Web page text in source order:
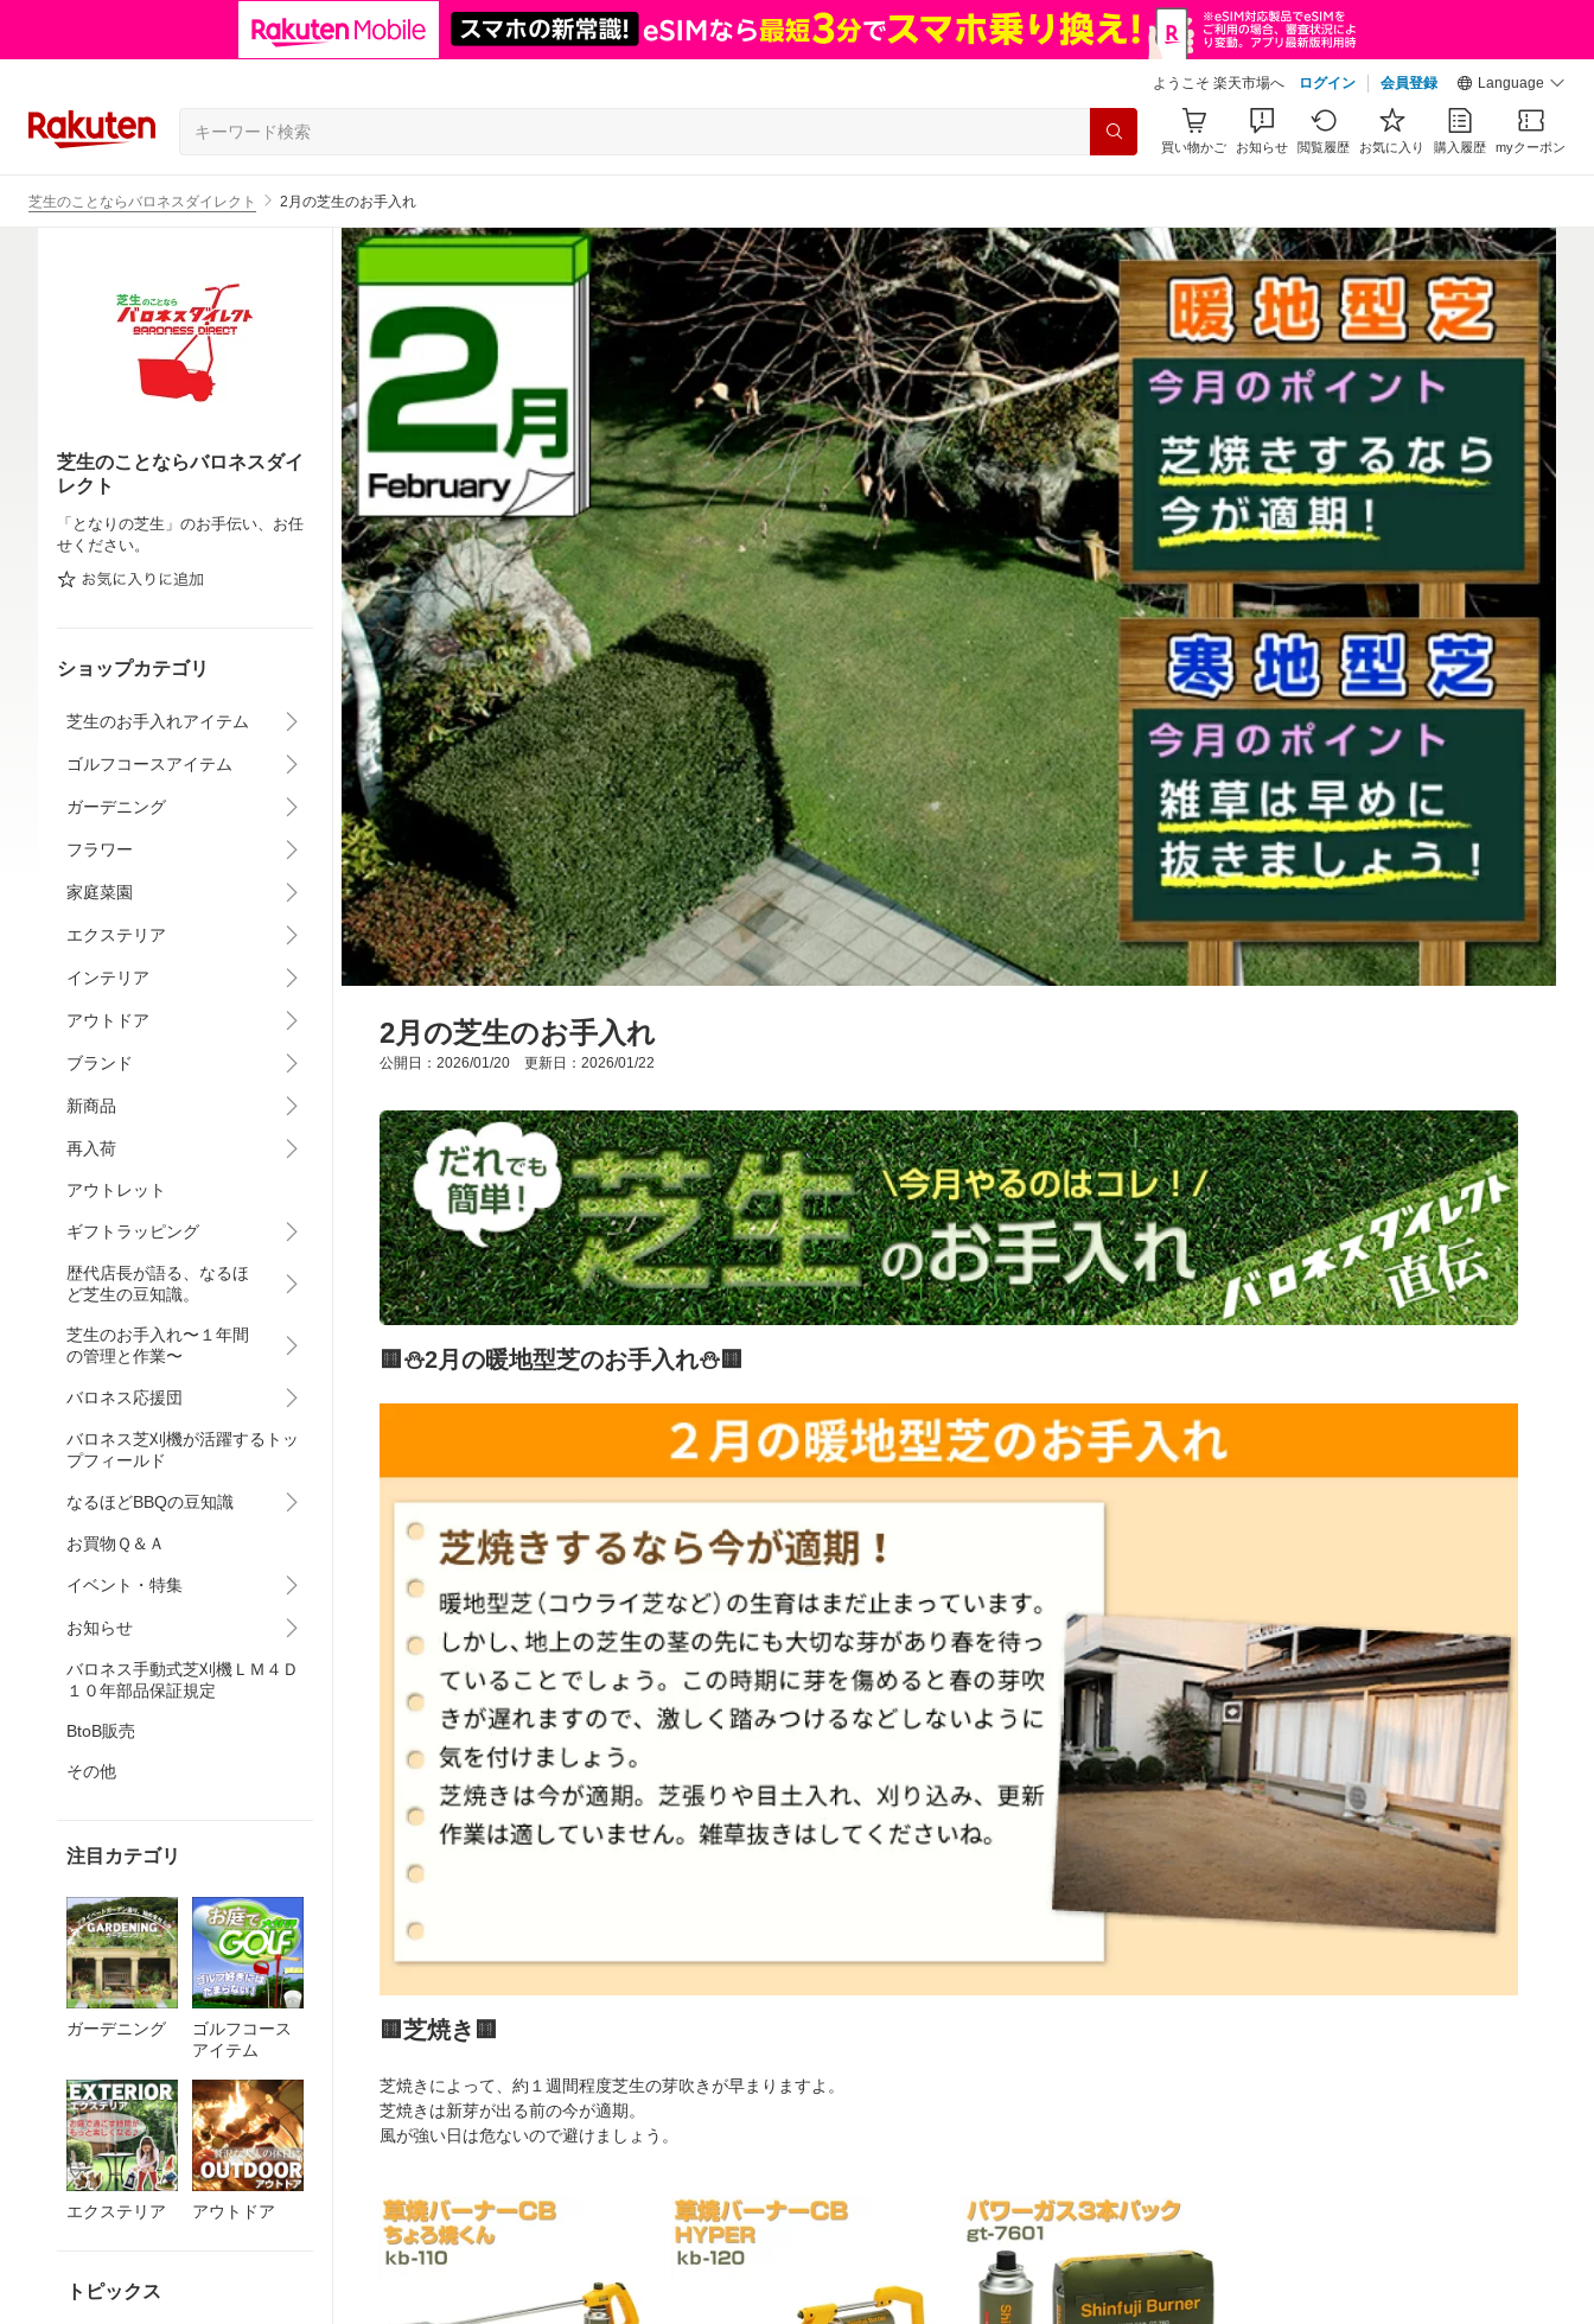
ようこそ 楽天市場へ ログイン 会員登録 Language
買い物かご お知らせ 閲覧履歴 お気に入り 購入履歴 myクーポン
芝生のことならバロネスダイレクト 2月の芝生のお手入れ
芝生のことならバロネスダイ
レクト
「となりの芝生」のお手伝い、お任
せください。
ショップカテゴリ
芝生のお手入れアイテム
ゴルフコースアイテム
ガーデニング
フラワー
家庭菜園
エクステリア
インテリア
アウトドア
ブランド
新商品
再入荷
アウトレット
ギフトラッピング
歴代店長が語る、なるほ
ど芝生の豆知識。
芝生のお手入れ〜１年間
の管理と作業〜
バロネス応援団
バロネス芝刈機が活躍するトッ
プフィールド
なるほどBBQの豆知識
お買物Ｑ＆Ａ
イベント・特集
お知らせ
バロネス手動式芝刈機ＬＭ４Ｄ
１０年部品保証規定
BtoB販売
その他
注目カテゴリ
ガーデニング
ゴルフコース
アイテム
エクステリア アウトドア
トピックス
2月の芝生のお手入れ
公開日：2026/01/20 更新日：2026/01/22
🟨⛄2月の暖地型芝のお手入れ⛄🟨
🟨芝焼き🟨
芝焼きによって、約１週間程度芝生の芽吹きが早まりますよ。
芝焼きは新芽が出る前の今が適期。
風が強い日は危ないので避けましょう。